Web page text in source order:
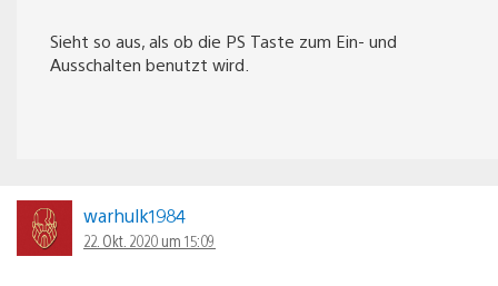
Sieht so aus, als ob die PS Taste zum Ein- und
Ausschalten benutzt wird.
warhulk1984
22. Okt. 2020 um 15:09